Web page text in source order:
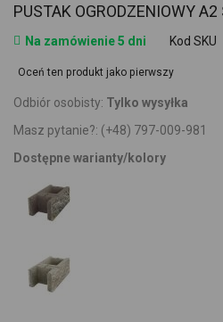
PUSTAK OGRODZENIOWY
Na zamówienie 5 dni Kod SKU
Oceń ten produkt jako pierwszy
Odbiór osobisty: Tylko wysyłka
Masz pytanie?: (+48) 797-009-981
Dostępne warianty/kolory